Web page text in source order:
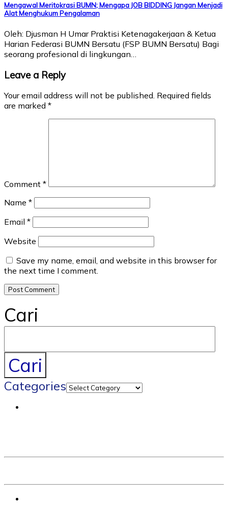
Mengawal Meritokrasi BUMN; Mengapa JOB BIDDING Jangan Menjadi
Alat Menghukum Pengalaman
Oleh: Djusman H Umar Praktisi Ketenagakerjaan & Ketua
Harian Federasi BUMN Bersatu (FSP BUMN Bersatu) Bagi
seorang profesional di lingkungan…
Leave a Reply
Your email address will not be published. Required fields
are marked *
Comment *
Name *
Email *
Website
Save my name, email, and website in this browser for
the next time I comment.
Cari
Cari
Categories